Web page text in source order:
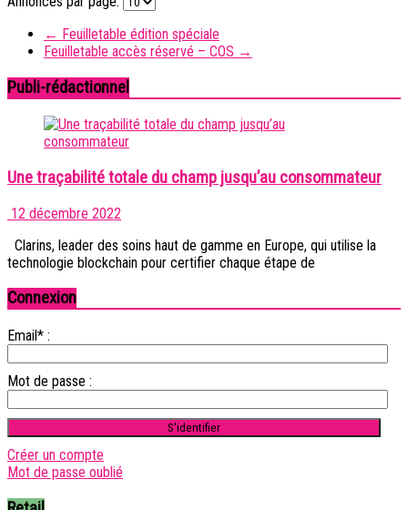
← Feuilletable édition spéciale
Feuilletable accès réservé – COS →
Publi-rédactionnel
Une traçabilité totale du champ jusqu’au consommateur
12 décembre 2022
Clarins, leader des soins haut de gamme en Europe, qui utilise la
technologie blockchain pour certifier chaque étape de
Connexion
Email* :
Mot de passe :
Créer un compte
Mot de passe oublié